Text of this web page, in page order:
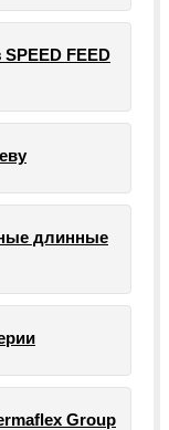
FEED
длинные
Group